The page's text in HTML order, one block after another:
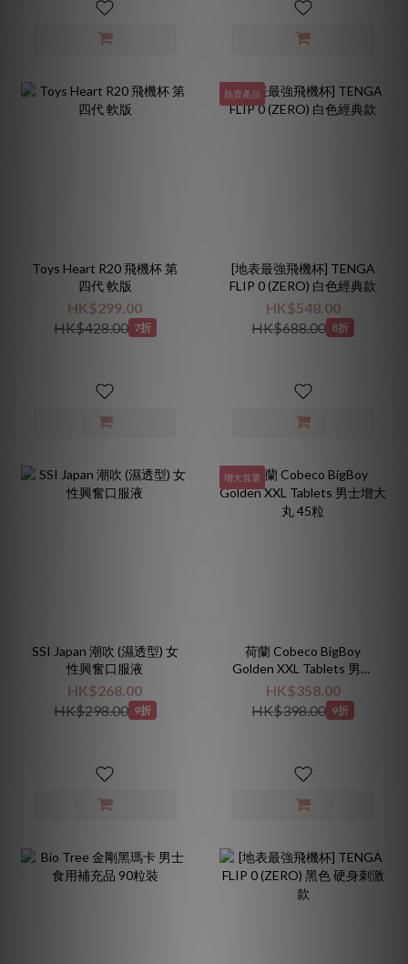
Toys Heart R20 飛機杯 第
四代 軟版
HK$299.00
HK$428.00 7折
熱賣產品
[地表最強飛機杯] TENGA
FLIP 0 (ZERO) 白色經典款
HK$548.00
HK$688.00 8折
SSI Japan 潮吹 (濕透型) 女
性興奮口服液
HK$268.00
HK$298.00 9折
增大首選
荷蘭 Cobeco BigBoy
Golden XXL Tablets 男士
增大丸 45粒
HK$358.00
HK$398.00 9折